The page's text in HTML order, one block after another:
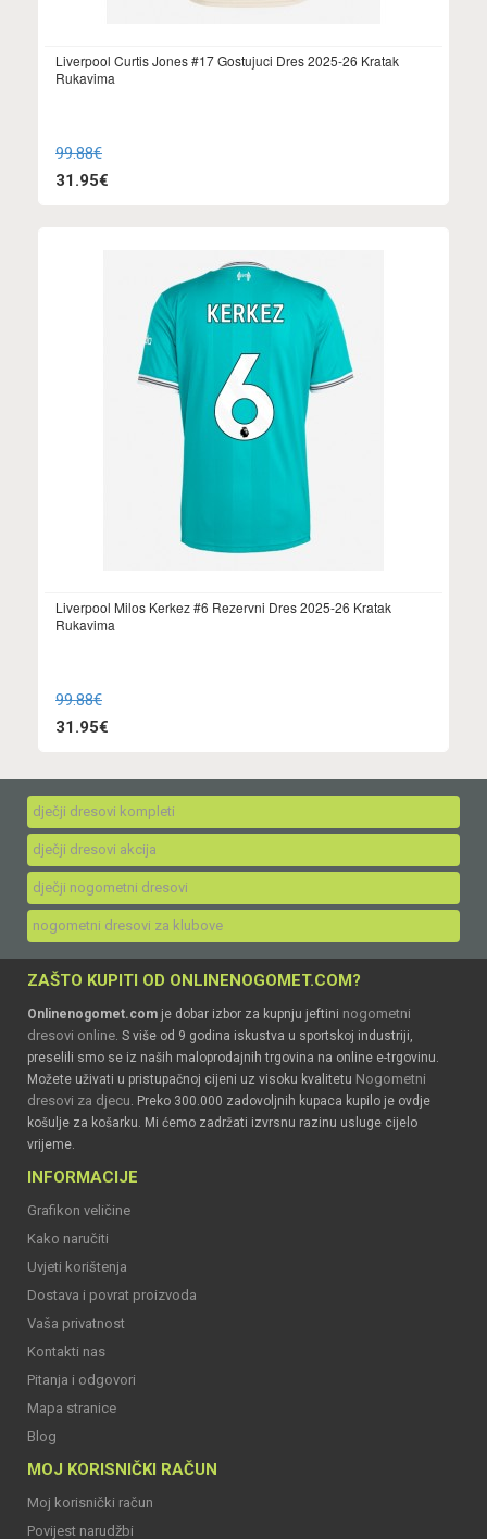
Liverpool Curtis Jones #17 Gostujuci Dres 2025-26 Kratak
Rukavima
99.88€
31.95€
Liverpool Milos Kerkez #6 Rezervni Dres 2025-26 Kratak
Rukavima
99.88€
31.95€
dječji dresovi kompleti
dječji dresovi akcija
dječji nogometni dresovi
nogometni dresovi za klubove
ZAŠTO KUPITI OD ONLINENOGOMET.COM?
Onlinenogomet.com je dobar izbor za kupnju jeftini nogometni
dresovi online. S više od 9 godina iskustva u sportskoj industriji,
preselili smo se iz naših maloprodajnih trgovina na online e-trgovinu.
Možete uživati u pristupačnoj cijeni uz visoku kvalitetu Nogometni
dresovi za djecu. Preko 300.000 zadovoljnih kupaca kupilo je ovdje
košulje za košarku. Mi ćemo zadržati izvrsnu razinu usluge cijelo
vrijeme.
INFORMACIJE
Grafikon veličine
Kako naručiti
Uvjeti korištenja
Dostava i povrat proizvoda
Vaša privatnost
Kontakti nas
Pitanja i odgovori
Mapa stranice
Blog
MOJ KORISNIČKI RAČUN
Moj korisnički račun
Povijest narudžbi